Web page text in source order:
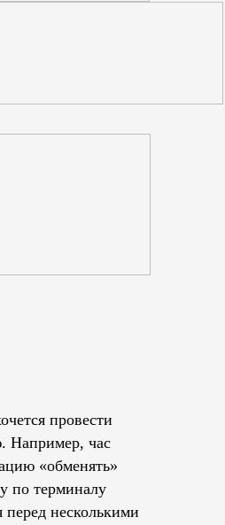
провести
Например, час
«обменять»
по терминалу
перед несколькими